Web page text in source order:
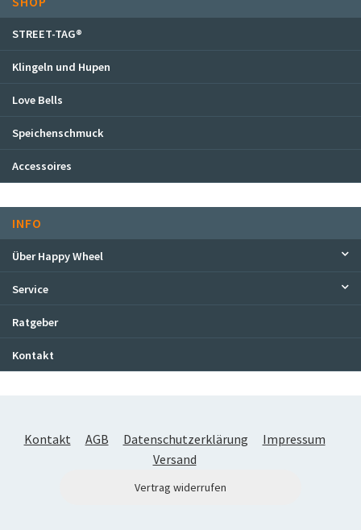
STREET-TAG®
Klingeln und Hupen
Love Bells
Speichenschmuck
Accessoires
INFO
Über Happy Wheel
Service
Ratgeber
Kontakt
Kontakt AGB Datenschutzerklärung
Impressum
Versand
Vertrag widerrufen